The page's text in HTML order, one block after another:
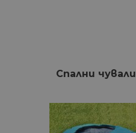
Спални чували